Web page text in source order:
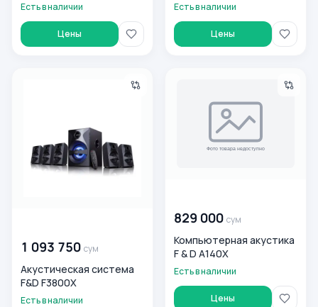
Есть в наличии
Цены
Есть в наличии
Цены
1 093 750 сум
Акустическая система
F&D F3800X
Есть в наличии
829 000 сум
Компьютерная акустика
F & D A140X
Есть в наличии
Цены